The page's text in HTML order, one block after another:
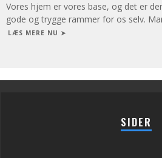
Vores hjem er vores base, og det er
gode og trygge rammer for os selv.
LÆS MERE NU ➤
SIDER